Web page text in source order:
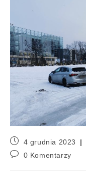
4 grudnia 2023
0 Komentarzy